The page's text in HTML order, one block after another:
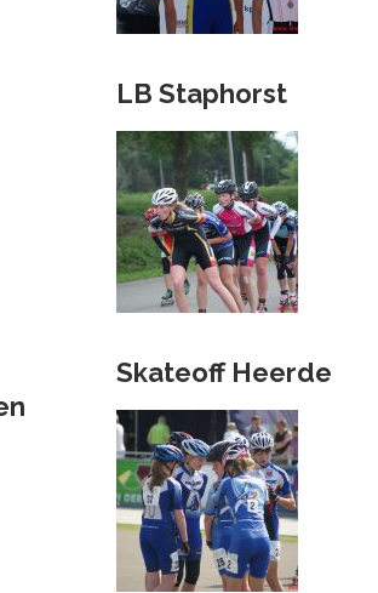
LB Staphorst
Skateoff Heerde